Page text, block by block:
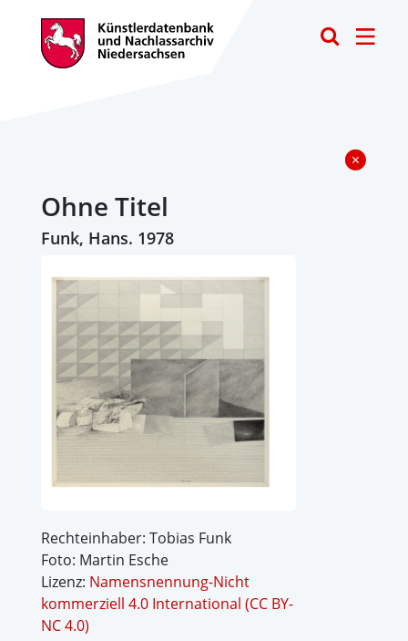
Ohne Titel
Funk, Hans. 1978
Rechteinhaber: Tobias Funk
Foto: Martin Esche
Lizenz: Namensnennung-Nicht
kommerziell 4.0 International (CC BY-
NC 4.0)